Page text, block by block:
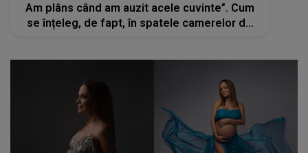
Am plâns când am auzit acele cuvinte”. Cum
se înțeleg, de fapt, în spatele camerelor de